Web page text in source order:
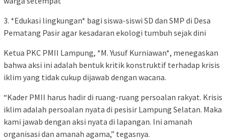
3. *Edukasi lingkungan* bagi siswa-siswi SD dan SMP di Desa
Pematang Pasir agar kesadaran ekologi tumbuh sejak dini
Ketua PKC PMII Lampung, *M. Yusuf Kurniawan*, menegaskan
bahwa aksi ini adalah bentuk kritik konstruktif terhadap krisis
iklim yang tidak cukup dijawab dengan wacana.
“Kader PMII harus hadir di ruang-ruang persoalan rakyat. Krisis
iklim adalah persoalan nyata di pesisir Lampung Selatan. Maka
kami jawab dengan aksi nyata di lapangan. Ini amanah
organisasi dan amanah agama,” tegasnya.